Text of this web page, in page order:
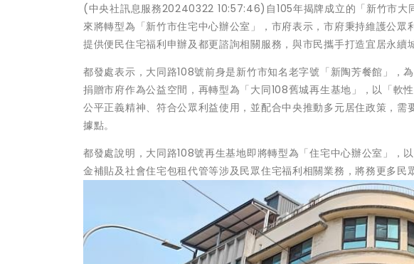
(中央社訊息服務20240322 10:57:46)自105年揭牌成立的「新竹市大
來將轉型為「新竹市住宅中心辦公室」，市府表示，市府秉持維護公眾
提供便民住宅福利申辦及都更諮詢相關服務，與市民攜手打造宜居永續城
都發處表示，大同路108號前身是新竹市知名老字號「新陶芳餐館」，
捐贈市府作為公益空間，再轉型為「大同108舊城再生基地」，以「軟
公平正義精神、符合公眾利益使用，並配合中央推動多元居住政策，
據點。
都發處說明，大同路108號再生基地即將轉型為「住宅中心辦公室」，
金補貼及社會住宅包租代管等涉及民眾住宅福利相關業務，將務更多民